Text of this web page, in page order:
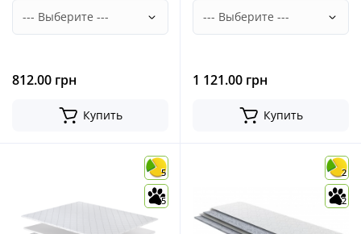
812.00 грн
Купить
1 121.00 грн
Купить
5
5
2
2